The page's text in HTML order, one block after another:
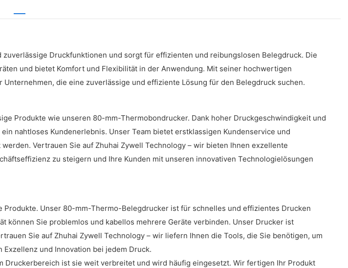
Druckfunktionen und sorgt für effizienten und reibungslosen Belegdruck. Die
und bietet Komfort und Flexibilität in der Anwendung. Mit seiner hochwertigen
die eine zuverlässige und effiziente Lösung für den Belegdruck suchen.
Produkte wie unseren 80-mm-Thermobondrucker. Dank hoher Druckgeschwindigkeit und
nahtloses Kundenerlebnis. Unser Team bietet erstklassigen Kundenservice und
Vertrauen Sie auf Zhuhai Zywell Technology – wir bieten Ihnen exzellente
zu steigern und Ihre Kunden mit unseren innovativen Technologielösungen
Unser 80-mm-Thermo-Belegdrucker ist für schnelles und effizientes Drucken
Sie problemlos und kabellos mehrere Geräte verbinden. Unser Drucker ist
Sie auf Zhuhai Zywell Technology – wir liefern Ihnen die Tools, die Sie benötigen, um
und Innovation bei jedem Druck.
ist sie weit verbreitet und wird häufig eingesetzt. Wir fertigen Ihr Produkt